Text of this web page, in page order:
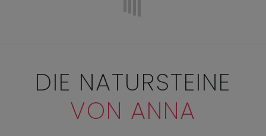
DIE NATURSTEINE
VON ANNA